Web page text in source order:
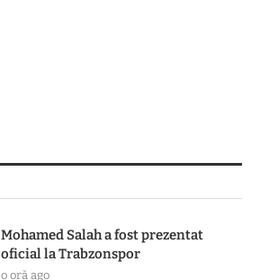
Mohamed Salah a fost prezentat
oficial la Trabzonspor
o oră ago